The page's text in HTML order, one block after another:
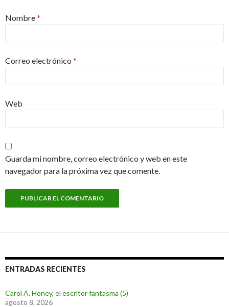
Nombre*
Correo electrónico *
Web
Guarda mi nombre, correo electrónico y web en este
navegador para la próxima vez que comente.
ENTRADAS RECIENTES
Carol A. Honey, el escritor fantasma (5)
agosto 8, 2026